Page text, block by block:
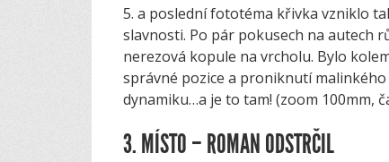
5. a poslední fototéma křivka vzniklo
slavnosti. Po pár pokusech na autech
nerezová kopule na vrcholu. Bylo
správné pozice a proniknutí
dynamiku…a je to tam! (zoom 100mm,
3. MÍSTO – ROMAN ODSTRČIL